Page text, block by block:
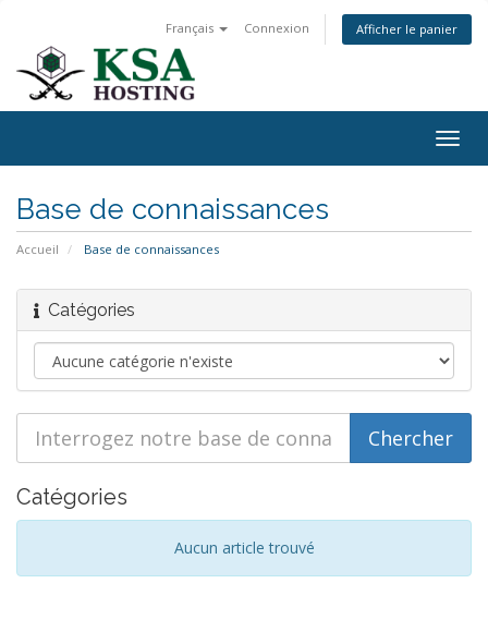
Français Connexion Afficher le panier
Base de connaissances
Accueil Base de connaissances
Catégories
Catégories
Aucun article trouvé